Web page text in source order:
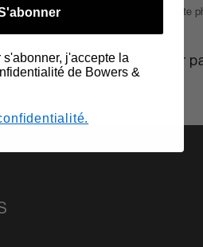
HTM81
Support d’enceinte
1 500 € / par
s'abonner, j'accepte la
de Bowers &